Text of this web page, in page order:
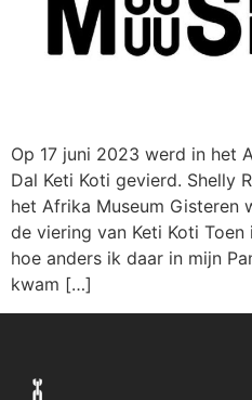
Op 17 juni 2023 werd in het
Dal Keti Koti gevierd. Shelly
het Afrika Museum Gisteren
de viering van Keti Koti
hoe anders ik daar in mijn
kwam […]